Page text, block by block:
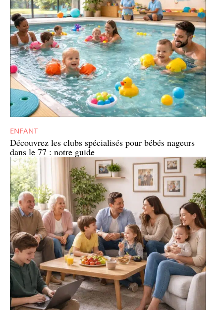
ENFANT
Découvrez les clubs spécialisés pour bébés nageurs
dans le 77 : notre guide